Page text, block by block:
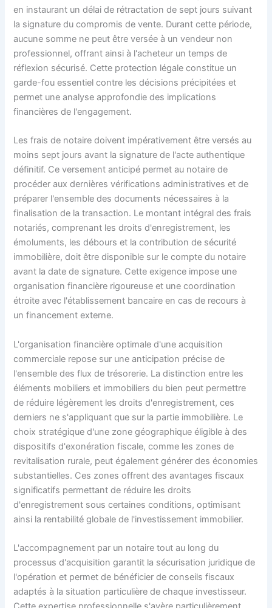
en instaurant un délai de rétractation de sept jours suivant
la signature du compromis de vente. Durant cette période,
aucune somme ne peut être versée à un vendeur non
professionnel, offrant ainsi à l'acheteur un temps de
réflexion sécurisé. Cette protection légale constitue un
garde-fou essentiel contre les décisions précipitées et
permet une analyse approfondie des implications
financières de l'engagement.
Les frais de notaire doivent impérativement être versés au
moins sept jours avant la signature de l'acte authentique
définitif. Ce versement anticipé permet au notaire de
procéder aux dernières vérifications administratives et de
préparer l'ensemble des documents nécessaires à la
finalisation de la transaction. Le montant intégral des frais
notariés, comprenant les droits d'enregistrement, les
émoluments, les débours et la contribution de sécurité
immobilière, doit être disponible sur le compte du notaire
avant la date de signature. Cette exigence impose une
organisation financière rigoureuse et une coordination
étroite avec l'établissement bancaire en cas de recours à
un financement externe.
L'organisation financière optimale d'une acquisition
commerciale repose sur une anticipation précise de
l'ensemble des flux de trésorerie. La distinction entre les
éléments mobiliers et immobiliers du bien peut permettre
de réduire légèrement les droits d'enregistrement, ces
derniers ne s'appliquant que sur la partie immobilière. Le
choix stratégique d'une zone géographique éligible à des
dispositifs d'exonération fiscale, comme les zones de
revitalisation rurale, peut également générer des économies
substantielles. Ces zones offrent des avantages fiscaux
significatifs permettant de réduire les droits
d'enregistrement sous certaines conditions, optimisant
ainsi la rentabilité globale de l'investissement immobilier.
L'accompagnement par un notaire tout au long du
processus d'acquisition garantit la sécurisation juridique de
l'opération et permet de bénéficier de conseils fiscaux
adaptés à la situation particulière de chaque investisseur.